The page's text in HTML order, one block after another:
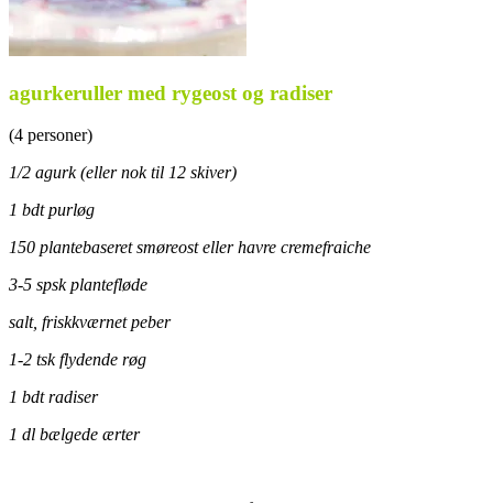
agurkeruller med rygeost og radiser
(4 personer)
1/2 agurk (eller nok til 12 skiver)
1 bdt purløg
150 plantebaseret smøreost eller havre cremefraiche
3-5 spsk plantefløde
salt, friskkværnet peber
1-2 tsk flydende røg
1 bdt radiser
1 dl bælgede ærter